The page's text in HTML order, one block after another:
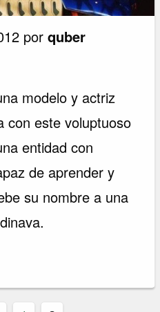
porquber
modelo y actriz
con este voluptuoso
entidad con
de aprender y
su nombre a una